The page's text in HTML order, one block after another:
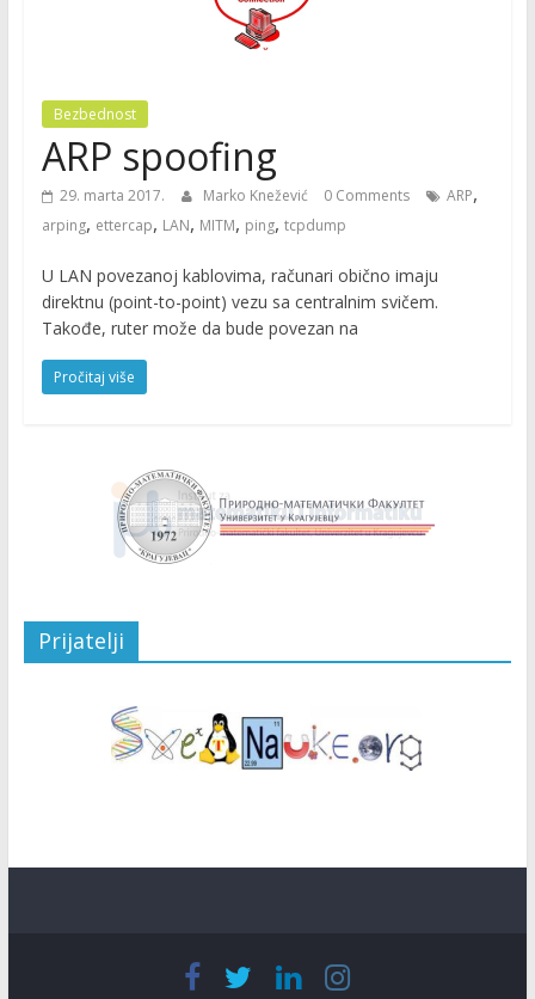
Bezbednost
ARP spoofing
29. marta 2017. Marko Knežević 0 Comments ARP,
arping, ettercap, LAN, MITM, ping, tcpdump
U LAN povezanoj kablovima, računari obično imaju
direktnu (point-to-point) vezu sa centralnim svičem.
Takođe, ruter može da bude povezan na
Pročitaj više
Prijatelji